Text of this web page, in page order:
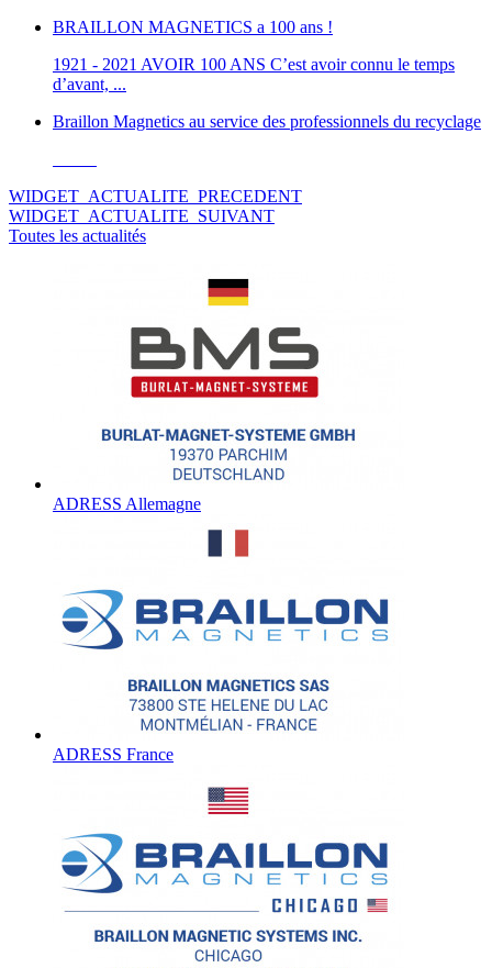
BRAILLON MAGNETICS a 100 ans !
1921 - 2021 AVOIR 100 ANS C’est avoir connu le temps
d’avant, ...
Braillon Magnetics au service des professionnels du recyclage
WIDGET_ACTUALITE_PRECEDENT
WIDGET_ACTUALITE_SUIVANT
Toutes les actualités
ADRESS Allemagne
ADRESS France